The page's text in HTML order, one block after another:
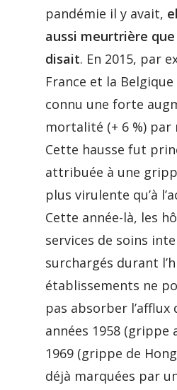
pandémie il y avait,
aussi meurtrière que
disait. En 2015, par
France et la
connu une forte
mortalité (+ 6 %) par
Cette hausse fut
attribuée à une
plus virulente qu’à
Cette année-là, les
services de soins
surchargés durant
établissements ne
pas absorber l’afflux
années 1958 (grippe
1969 (grippe de
déjà marquées par